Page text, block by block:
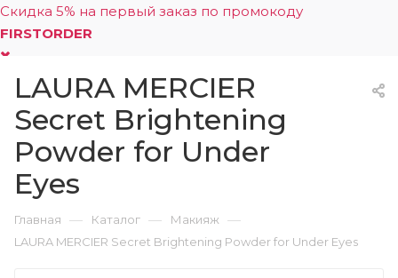
Скидка 5% на первый заказ по промокоду
FIRSTORDER
0
LAURA MERCIER
Secret Brightening
Powder for Under
Eyes
Главная — Каталог — Макияж —
LAURA MERCIER Secret Brightening Powder for Under Eyes